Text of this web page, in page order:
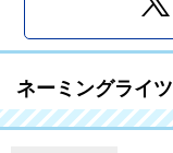
ネーミングライツ